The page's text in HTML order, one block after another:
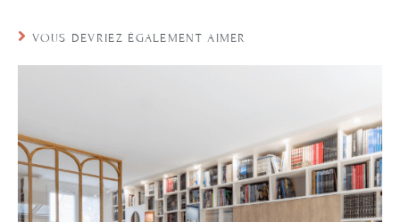
VOUS DEVRIEZ ÉGALEMENT AIMER